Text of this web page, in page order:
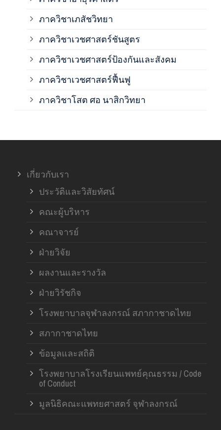
ภาควิชาเภสัชวิทยา
ภาควิชาเวชศาสตร์ชันสูตร
ภาควิชาเวชศาสตร์ป้องกันและสังคม
ภาควิชาเวชศาสตร์ฟื้นฟู
ภาควิชาโสต ศอ นาสิกวิทยา
เกี่ยวกับเรา
ประวัติและวิสัยทัศน์
คณะผู้บริหาร
คณาจารย์
ฝ่ายวิจัย
ผลงานและรางวัล
ฝ่ายวิรัชกิจ
โรงพยาบาลจุฬาลงกรณ์ สภากาชาดไทย
สภากาชาดไทย
ข้อมูลและสถิติ
โรงพยาบาลโรงเรียนแพทย์คุณธรรม / Code
of Conduct
มูลนิธิคณะแพทยศาสตร์ จุฬาลงกรณ์